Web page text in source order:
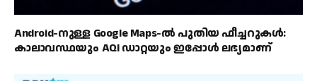
Android-നുള്ള Google Maps-ൽ പുതിയ ഫീച്ചറുകൾ:
കാലാവസ്ഥയും AQI ഡാറ്റയും ഇപ്പോൾ ലഭ്യമാണ്